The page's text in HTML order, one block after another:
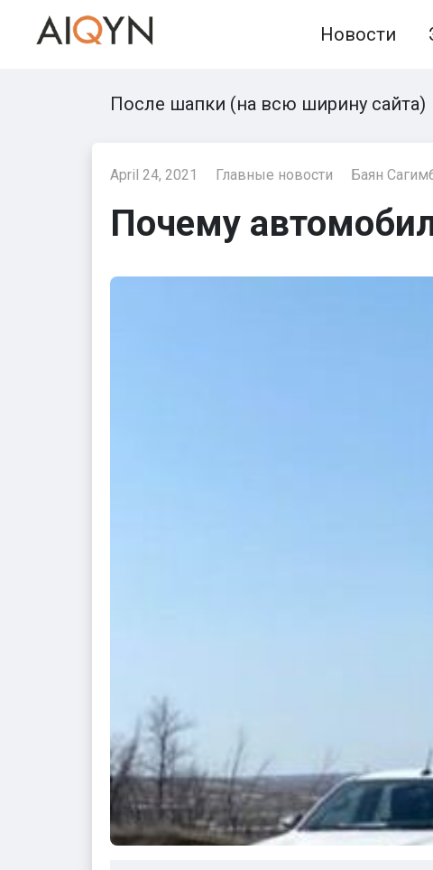
Новости
После шапки (на всю ширину сайта)
April 24, 2021 Главные новости Баян
Почему